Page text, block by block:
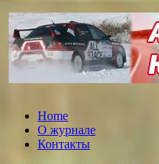
Home
О журнале
Контакты